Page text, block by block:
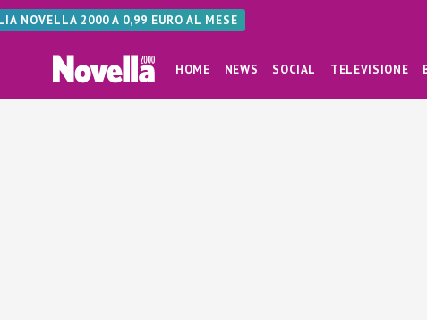
NOVELLA 2000 A 0,99 EURO AL MESE
HOME NEWS SOCIAL TELEVISIONE